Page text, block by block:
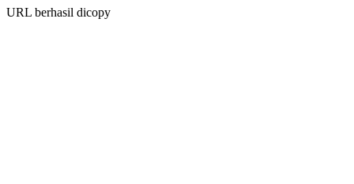
URL berhasil dicopy